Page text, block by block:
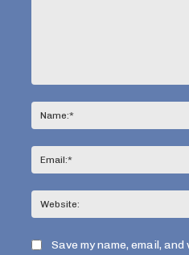
Save my name, email,